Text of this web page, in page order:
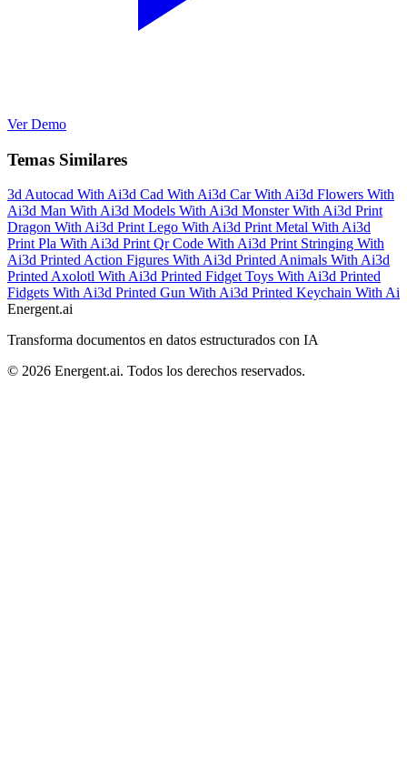
Ver Demo
Temas Similares
3d Autocad With Ai3d Cad With Ai3d Car With Ai3d Flowers With
Ai3d Man With Ai3d Models With Ai3d Monster With Ai3d Print
Dragon With Ai3d Print Lego With Ai3d Print Metal With Ai3d
Print Pla With Ai3d Print Qr Code With Ai3d Print Stringing With
Ai3d Printed Action Figures With Ai3d Printed Animals With Ai3d
Printed Axolotl With Ai3d Printed Fidget Toys With Ai3d Printed
Fidgets With Ai3d Printed Gun With Ai3d Printed Keychain With Ai
Energent.ai
Transforma documentos en datos estructurados con IA
© 2026 Energent.ai. Todos los derechos reservados.